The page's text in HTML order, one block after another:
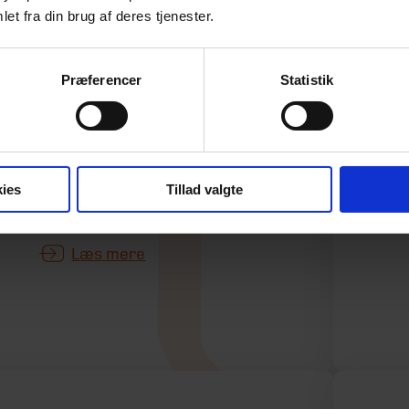
fra din brug af deres tjenester.
Præferencer Statistik
Tillad valgte
I en ny rapport bekræfter
Finanstilsynet en problematik,
som mange investorer ikke er
tilstrækkeligt opmærksomme
på – og ofte heller ikke har den
nødvendige indsigt i til at kunne
Læs mere